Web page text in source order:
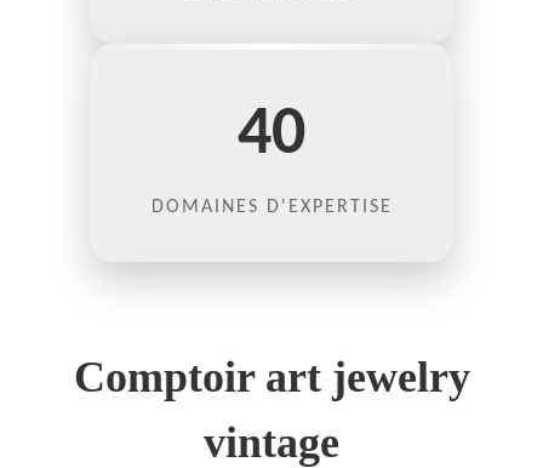
40
DOMAINES D'EXPERTISE
Comptoir art jewelry
vintage